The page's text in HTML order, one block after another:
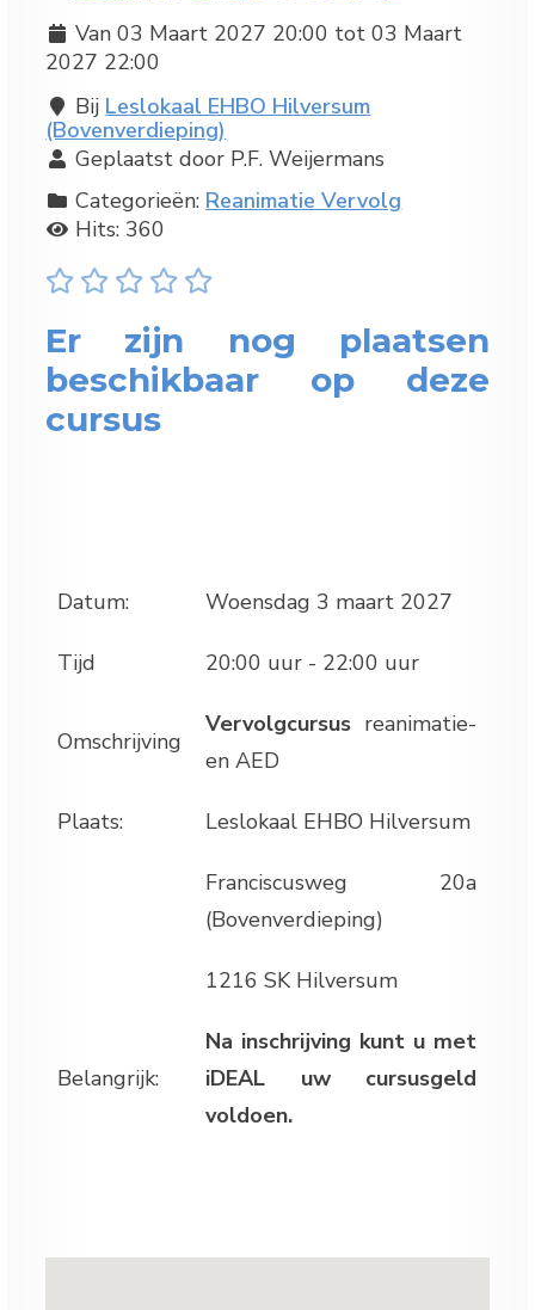
Van 03 Maart 2027 20:00 tot 03 Maart
2027 22:00
Bij Leslokaal EHBO Hilversum
(Bovenverdieping)
Geplaatst door P.F. Weijermans
Categorieën: Reanimatie Vervolg
Hits: 360
Er zijn nog plaatsen
beschikbaar op deze
cursus
Datum: Woensdag 3 maart 2027
Tijd 20:00 uur - 22:00 uur
Omschrijving
Vervolgcursus reanimatie-
en AED
Plaats: Leslokaal EHBO Hilversum
Franciscusweg 20a
(Bovenverdieping)
1216 SK Hilversum
Belangrijk:
Na inschrijving kunt u met
iDEAL uw cursusgeld
voldoen.